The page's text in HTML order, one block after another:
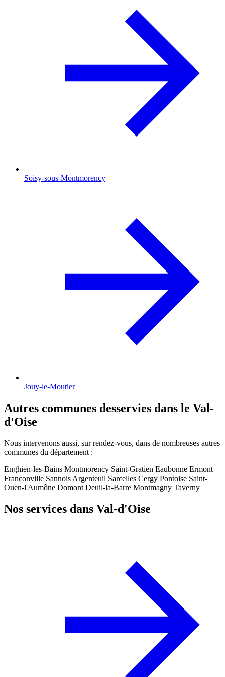
Soisy-sous-Montmorency
Jouy-le-Moutier
Autres communes desservies dans le Val-
d'Oise
Nous intervenons aussi, sur rendez-vous, dans de nombreuses autres
communes du département :
Enghien-les-Bains Montmorency Saint-Gratien Eaubonne Ermont
Franconville Sannois Argenteuil Sarcelles Cergy Pontoise Saint-
Ouen-l'Aumône Domont Deuil-la-Barre Montmagny Taverny
Nos services dans Val-d'Oise